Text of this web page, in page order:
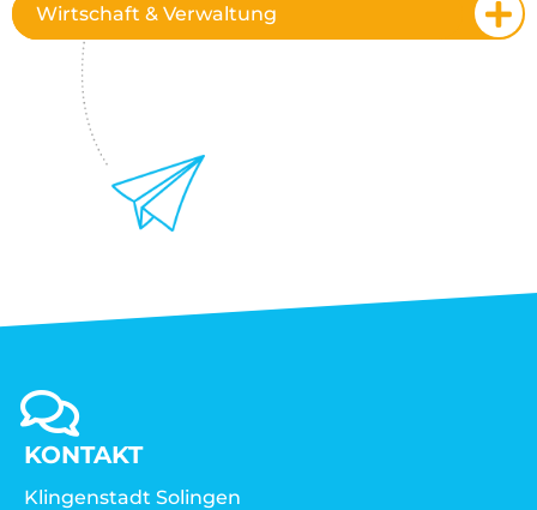
Wirtschaft & Verwaltung
KONTAKT
Klingenstadt Solingen